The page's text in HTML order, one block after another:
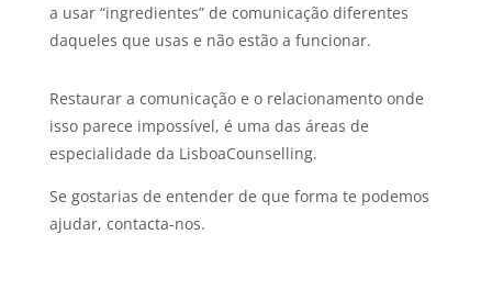
a usar “ingredientes” de comunicação diferentes
daqueles que usas e não estão a funcionar.
Restaurar a comunicação e o relacionamento onde
isso parece impossível, é uma das áreas de
especialidade da LisboaCounselling.
Se gostarias de entender de que forma te podemos
ajudar, contacta-nos.